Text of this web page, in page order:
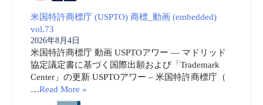
米国特許商標庁 (USPTO) 商標_動画 (embedded)
vol.73
2026年8月4日
米国特許商標庁 動画 USPTOアワー ― マドリッド
協定議定書に基づく国際出願および「Trademark
Center」の更新 USPTOアワー – 米国特許商標庁（
…Read More »